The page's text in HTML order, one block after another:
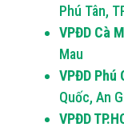
Phú Tân,
VPĐD Cà
Mau
VPĐD Phú
Quốc, An
VPĐD